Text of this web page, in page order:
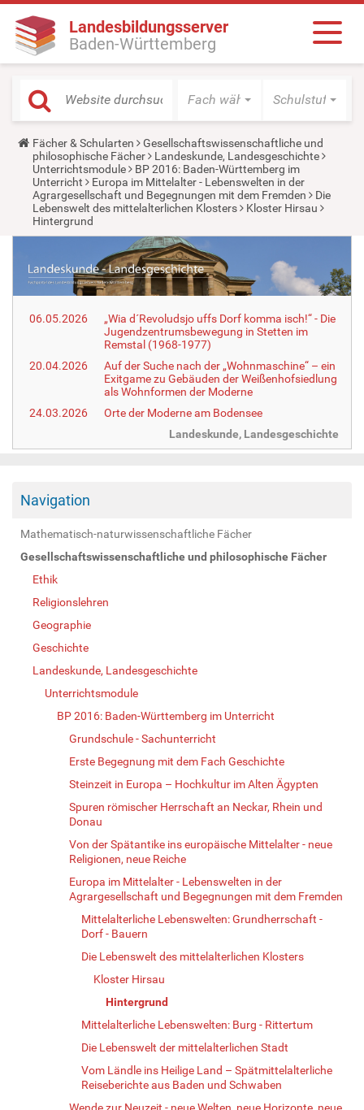
Landesbildungsserver
Baden-Württemberg
Fach wählen Schulstufe
Y
o
u
a
r
e
h
e
:
Fächer & Schularten
Gesellschaftswissenschaftliche und
philosophische Fächer
Landeskunde, Landesgeschichte
Unterrichtsmodule
BP 2016: Baden-Württemberg im
Unterricht
Europa im Mittelalter - Lebenswelten in der
Agrargesellschaft und Begegnungen mit dem Fremden
Die
Lebenswelt des mittelalterlichen Klosters
Kloster Hirsau
Hintergrund
06.05.2026
„Wia d´Revoludsjo uffs Dorf komma isch!“ - Die
Jugendzentrumsbewegung in Stetten im
Remstal (1968-1977)
20.04.2026
Auf der Suche nach der „Wohnmaschine“ – ein
Exitgame zu Gebäuden der Weißenhofsiedlung
als Wohnformen der Moderne
24.03.2026
Orte der Moderne am Bodensee
Landeskunde, Landesgeschichte
Navigation
Mathematisch-naturwissenschaftliche Fächer
Gesellschaftswissenschaftliche und philosophische Fächer
Ethik
Religionslehren
Geographie
Geschichte
Landeskunde, Landesgeschichte
Unterrichtsmodule
BP 2016: Baden-Württemberg im Unterricht
Grundschule - Sachunterricht
Erste Begegnung mit dem Fach Geschichte
Steinzeit in Europa – Hochkultur im Alten Ägypten
Spuren römischer Herrschaft an Neckar, Rhein und
Donau
Von der Spätantike ins europäische Mittelalter - neue
Religionen, neue Reiche
Europa im Mittelalter - Lebenswelten in der
Agrargesellschaft und Begegnungen mit dem Fremden
Mittelalterliche Lebenswelten: Grundherrschaft -
Dorf - Bauern
Die Lebenswelt des mittelalterlichen Klosters
Kloster Hirsau
Hintergrund
Mittelalterliche Lebenswelten: Burg - Rittertum
Die Lebenswelt der mittelalterlichen Stadt
Vom Ländle ins Heilige Land – Spätmittelalterliche
Reiseberichte aus Baden und Schwaben